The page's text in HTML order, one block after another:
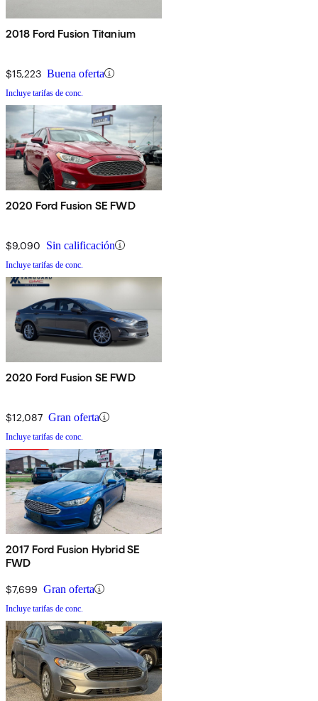
2018 Ford Fusion Titanium
$15,223 Buena oferta
Incluye tarifas de conc.
2020 Ford Fusion SE FWD
$9,090 Sin calificación
Incluye tarifas de conc.
2020 Ford Fusion SE FWD
$12,087 Gran oferta
Incluye tarifas de conc.
2017 Ford Fusion Hybrid SE
FWD
$7,699 Gran oferta
Incluye tarifas de conc.